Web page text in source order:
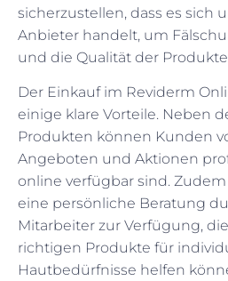
sicherzustellen, dass es sich
Anbieter handelt, um
und die Qualität der
Der Einkauf im Reviderm
einige klare Vorteile. Neben
Produkten können Kunden
Angeboten und Aktionen
online verfügbar sind.
eine persönliche Beratung
Mitarbeiter zur Verfügung,
richtigen Produkte für
Hautbedürfnisse helfen